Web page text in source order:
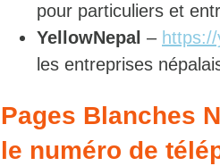
pour particuliers et
YellowNepal –
les entreprises
Pages Blanches
le numéro de